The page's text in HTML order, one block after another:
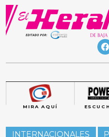
Skip
content
MIRA AQUÍ
INTERNACIONALES